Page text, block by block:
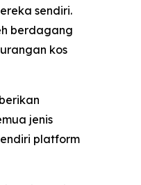
sendiri.
berdagang
kos
jenis
platform